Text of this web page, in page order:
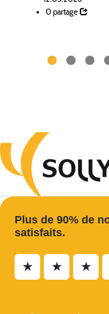
Plus de 90% de
satisfaits.
★ ★ ★